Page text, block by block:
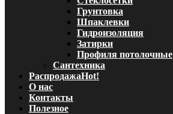
Грунтовка
Шпаклевки
Гидроизоляция
Затирки
Профиля потолочные
Сантехника
РаспродажаHot!
О нас
Контакты
Полезное